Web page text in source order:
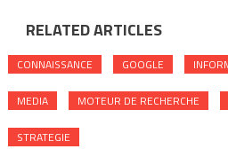
RELATED ARTICLES
CONNAISSANCE GOOGLE
MEDIA MOTEUR DE RECHERCHE
STRATEGIE